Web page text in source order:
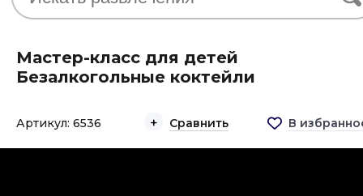
Мастер-класс для детей
Безалкогольные коктейли
Артикул: 6536 Сравнить В